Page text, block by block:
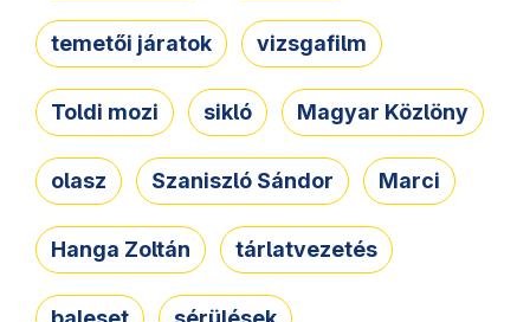
temetői járatok vizsgafilm
Toldi mozi sikló Magyar Közlöny
olasz Szaniszló Sándor Marci
Hanga Zoltán tárlatvezetés